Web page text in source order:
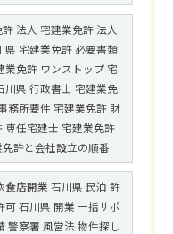
法人 宅建業免許 法人
県 宅建業免許 必要書類
業免許 ワンストップ 宅
川県 行政書士 宅建業免
務所要件 宅建業免許 財
専任宅建士 宅建業免許
許と会社設立の順番
食店開業 石川県 民泊 許
可 石川県 開業 一括サポ
警察署 風営法 物件探し